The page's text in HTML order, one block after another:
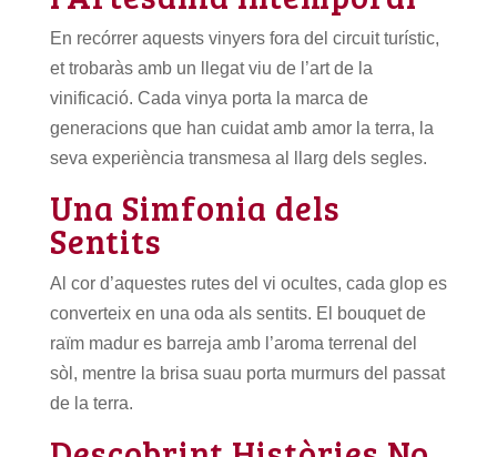
En recórrer aquests vinyers fora del circuit turístic,
et trobaràs amb un llegat viu de l’art de la
vinificació. Cada vinya porta la marca de
generacions que han cuidat amb amor la terra, la
seva experiència transmesa al llarg dels segles.
Una Simfonia dels
Sentits
Al cor d’aquestes rutes del vi ocultes, cada glop es
converteix en una oda als sentits. El bouquet de
raïm madur es barreja amb l’aroma terrenal del
sòl, mentre la brisa suau porta murmurs del passat
de la terra.